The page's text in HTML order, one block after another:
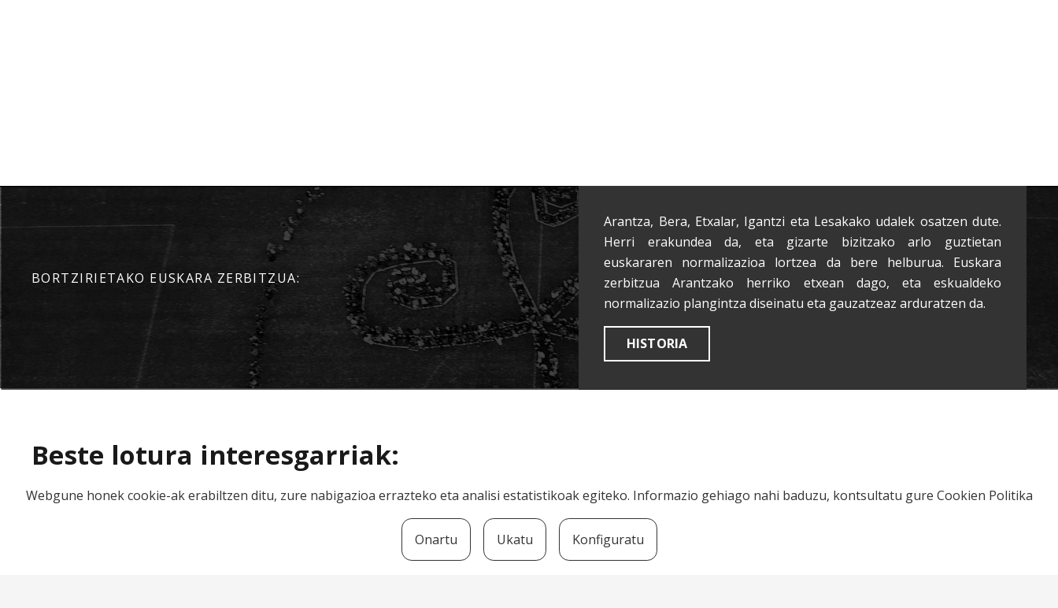
BORTZIRIETAKO EUSKARA ZERBITZUA:
Arantza, Bera, Etxalar, Igantzi eta Lesakako udalek osatzen dute.
Herri erakundea da, eta gizarte bizitzako arlo guztietan
euskararen normalizazioa lortzea da bere helburua. Euskara
zerbitzua Arantzako herriko etxean dago, eta eskualdeko
normalizazio plangintza diseinatu eta gauzatzeaz arduratzen da.
HISTORIA
Beste lotura interesgarriak:
Webgune honek cookie-ak erabiltzen ditu, zure nabigazioa errazteko eta analisi estatistikoak egiteko. Informazio gehiago nahi baduzu, kontsultatu gure Cookien Politika
Onartu Ukatu Konfiguratu